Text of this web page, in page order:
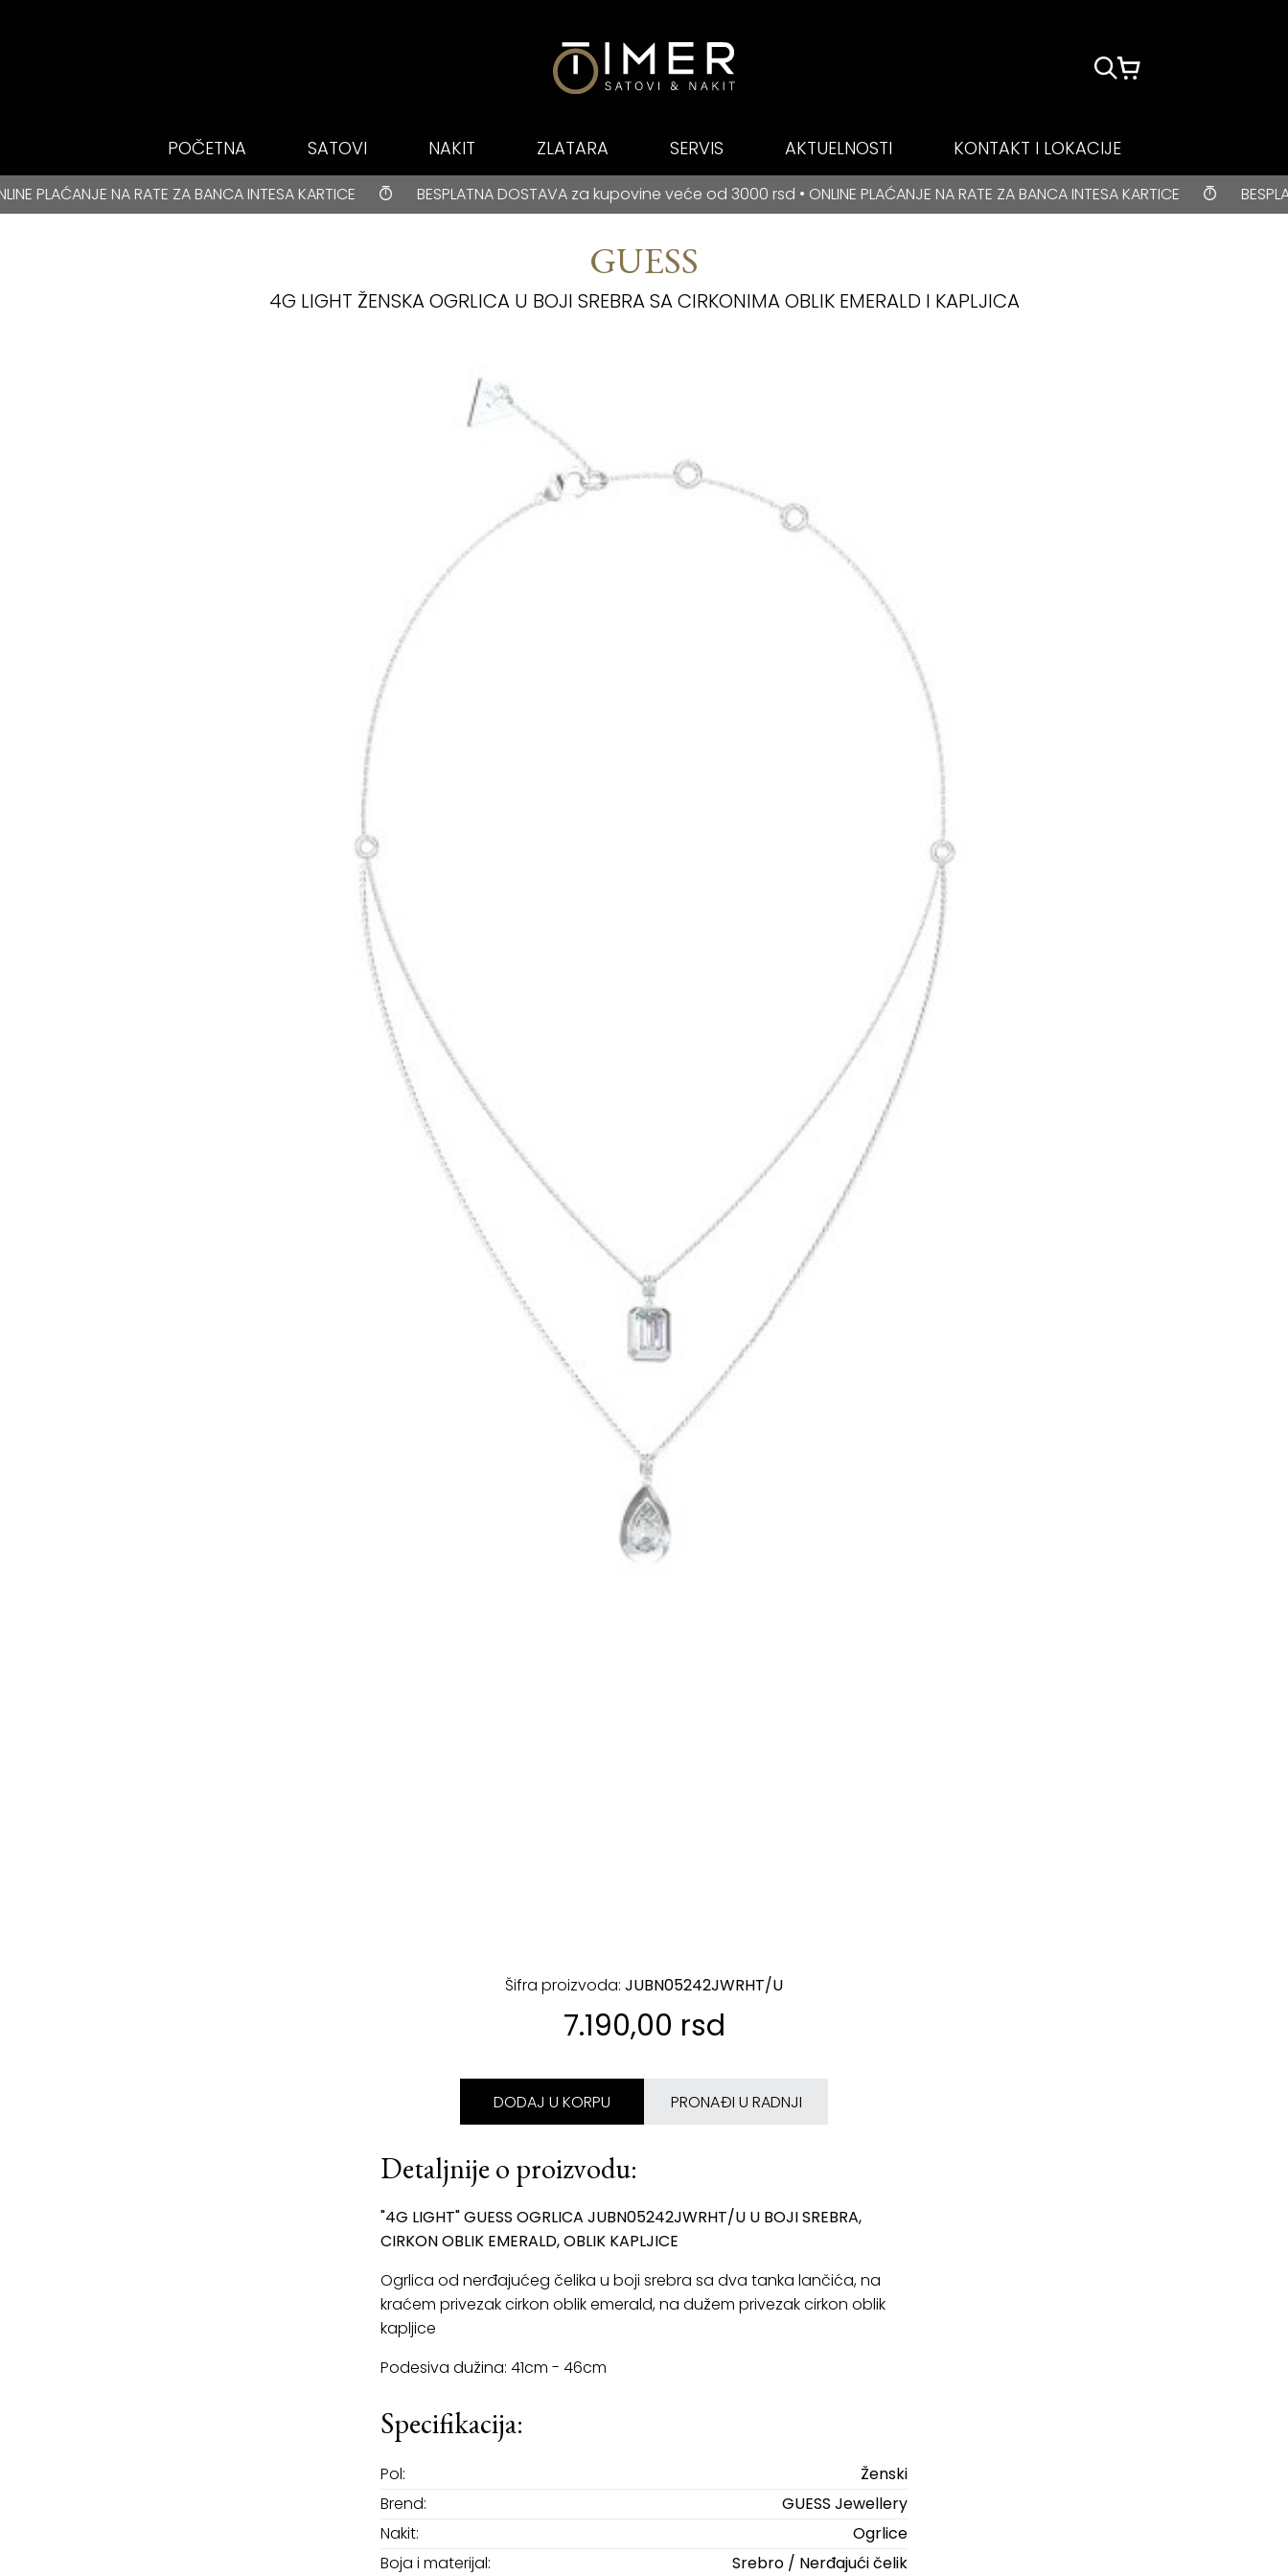
POČETNA SATOVI NAKIT ZLATARA SERVIS AKTUELNOSTI KONTAKT I LOKACIJE
BESPLATNA DOSTAVA za kupovine veće od 3000 rsd • ONLINE PLAĆANJE NA RATE ZA BANCA INTESA KARTICE
ZA BANCA INTESA KARTICE BESPLATNA DOSTAVA za kupovine veće od 3000 rsd • ONLINE PLAĆANJE NA RATE ZA BANCA INTESA KARTICE BESPLATNA DOSTAVA
GUESS
4G LIGHT ŽENSKA OGRLICA U BOJI SREBRA SA CIRKONIMA OBLIK EMERALD I KAPLJICA
Šifra proizvoda: JUBN05242JWRHT/U
7.190,00 rsd
DODAJ U KORPU PRONAĐI U RADNJI
Detaljnije o proizvodu:
"4G LIGHT" GUESS OGRLICA JUBN05242JWRHT/U U BOJI SREBRA,
CIRKON OBLIK EMERALD, OBLIK KAPLJICE
Ogrlica od nerđajućeg čelika u boji srebra sa dva tanka lančića, na
kraćem privezak cirkon oblik emerald, na dužem privezak cirkon oblik
kapljice
Podesiva dužina: 41cm - 46cm
Specifikacija:
Pol:
Ženski
Brend:
GUESS Jewellery
Nakit:
Ogrlice
Boja i materijal:
Srebro / Nerđajući čelik